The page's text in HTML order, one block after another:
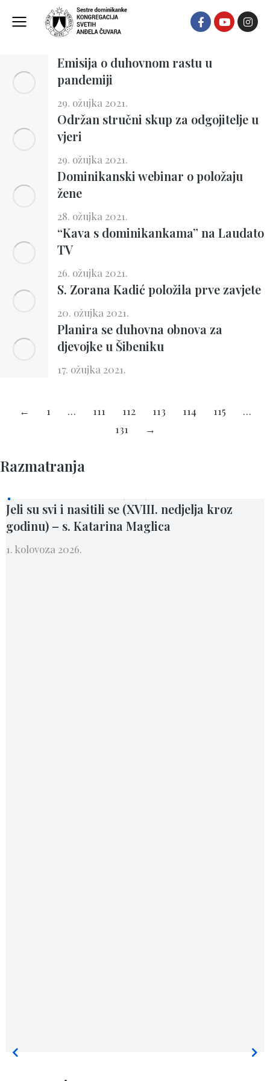
Novosti
Emisija o duhovnom rastu u
pandemiji
29. ožujka 2021.
Održan stručni skup za odgojitelje u
vjeri
29. ožujka 2021.
Dominikanski webinar o položaju
žene
28. ožujka 2021.
“Kava s dominikankama” na Laudato
TV
26. ožujka 2021.
S. Zorana Kadić položila prve zavjete
20. ožujka 2021.
Planira se duhovna obnova za
djevojke u Šibeniku
17. ožujka 2021.
← 1 … 111 112 113 114 115
…
131
→
Razmatranja
Jeli su svi i nasitili se (XVIII. nedjelja kroz
godinu) – s. Katarina Maglica
1. kolovoza 2026.